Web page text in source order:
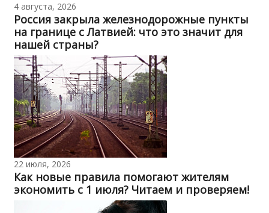
4 августа, 2026
Россия закрыла железнодорожные пункты
на границе с Латвией: что это значит для
нашей страны?
22 июля, 2026
Как новые правила помогают жителям
экономить с 1 июля? Читаем и проверяем!